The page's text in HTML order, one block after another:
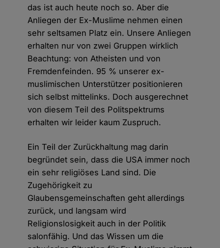
das ist auch heute noch so. Aber die
Anliegen der Ex-Muslime nehmen einen
sehr seltsamen Platz ein. Unsere Anliegen
erhalten nur von zwei Gruppen wirklich
Beachtung: von Atheisten und von
Fremdenfeinden. 95 % unserer ex-
muslimischen Unterstützer positionieren
sich selbst mittelinks. Doch ausgerechnet
von diesem Teil des Politspektrums
erhalten wir leider kaum Zuspruch.
Ein Teil der Zurückhaltung mag darin
begründet sein, dass die USA immer noch
ein sehr religiöses Land sind. Die
Zugehörigkeit zu
Glaubensgemeinschaften geht allerdings
zurück, und langsam wird
Religionslosigkeit auch in der Politik
salonfähig. Und das Wissen um die